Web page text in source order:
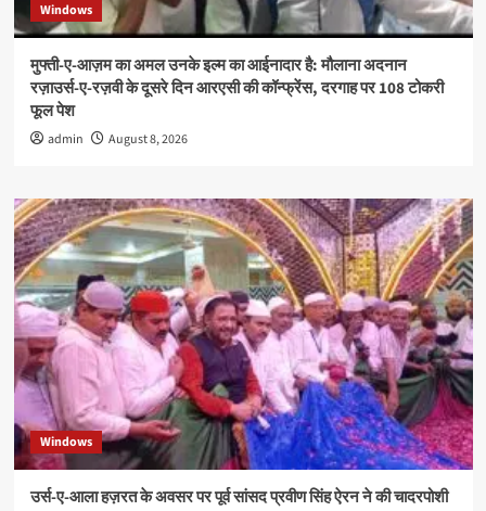
Windows
मुफ्ती-ए-आज़म का अमल उनके इल्म का आईनादार है: मौलाना अदनान
रज़ाउर्स-ए-रज़वी के दूसरे दिन आरएसी की कॉन्फ्रेंस, दरगाह पर 108 टोकरी
फूल पेश
admin August 8, 2026
Windows
उर्स-ए-आला हज़रत के अवसर पर पूर्व सांसद प्रवीण सिंह ऐरन ने की चादरपोशी